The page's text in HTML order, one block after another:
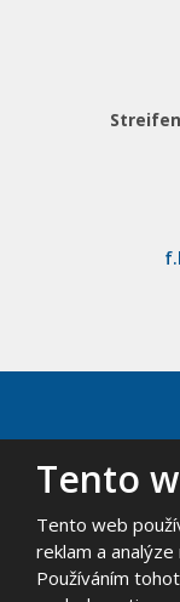
© 2026, ORTHO-
Tento
Tento web
reklam a
Používáním